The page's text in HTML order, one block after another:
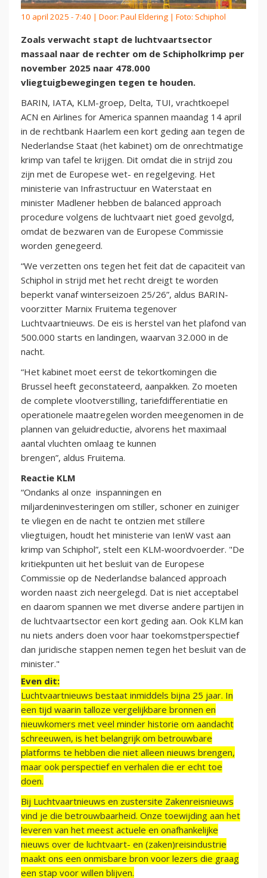
10 april 2025 - 7:40 | Door: Paul Eldering | Foto: Schiphol
Zoals verwacht stapt de luchtvaartsector
massaal naar de rechter om de Schipholkrimp per
november 2025 naar 478.000
vliegtuigbewegingen tegen te houden.
BARIN, IATA, KLM-groep, Delta, TUI, vrachtkoepel
ACN en Airlines for America spannen maandag 14 april
in de rechtbank Haarlem een kort geding aan tegen de
Nederlandse Staat (het kabinet) om de onrechtmatige
krimp van tafel te krijgen. Dit omdat die in strijd zou
zijn met de Europese wet- en regelgeving. Het
ministerie van Infrastructuur en Waterstaat en
minister Madlener hebben de balanced approach
procedure volgens de luchtvaart niet goed gevolgd,
omdat de bezwaren van de Europese Commissie
worden genegeerd.
“We verzetten ons tegen het feit dat de capaciteit van
Schiphol in strijd met het recht dreigt te worden
beperkt vanaf winterseizoen 25/26”, aldus BARIN-
voorzitter Marnix Fruitema tegenover
Luchtvaartnieuws. De eis is herstel van het plafond van
500.000 starts en landingen, waarvan 32.000 in de
nacht.
“Het kabinet moet eerst de tekortkomingen die
Brussel heeft geconstateerd, aanpakken. Zo moeten
de complete vlootverstilling, tariefdifferentiatie en
operationele maatregelen worden meegenomen in de
plannen van geluidreductie, alvorens het maximaal
aantal vluchten omlaag te kunnen
brengen”, aldus Fruitema.
Reactie KLM
“Ondanks al onze inspanningen en
miljardeninvesteringen om stiller, schoner en zuiniger
te vliegen en de nacht te ontzien met stillere
vliegtuigen, houdt het ministerie van IenW vast aan
krimp van Schiphol”, stelt een KLM-woordvoerder. "De
kritiekpunten uit het besluit van de Europese
Commissie op de Nederlandse balanced approach
worden naast zich neergelegd. Dat is niet acceptabel
en daarom spannen we met diverse andere partijen in
de luchtvaartsector een kort geding aan. Ook KLM kan
nu niets anders doen voor haar toekomstperspectief
dan juridische stappen nemen tegen het besluit van de
minister."
Even dit:
Luchtvaartnieuws bestaat inmiddels bijna 25 jaar. In
een tijd waarin talloze vergelijkbare bronnen en
nieuwkomers met veel minder historie om aandacht
schreeuwen, is het belangrijk om betrouwbare
platforms te hebben die niet alleen nieuws brengen,
maar ook perspectief en verhalen die er echt toe
doen.
Bij Luchtvaartnieuws en zustersite Zakenreisnieuws
vind je die betrouwbaarheid. Onze toewijding aan het
leveren van het meest actuele en onafhankelijke
nieuws over de luchtvaart- en (zaken)reisindustrie
maakt ons een onmisbare bron voor lezers die graag
een stap voor willen blijven.